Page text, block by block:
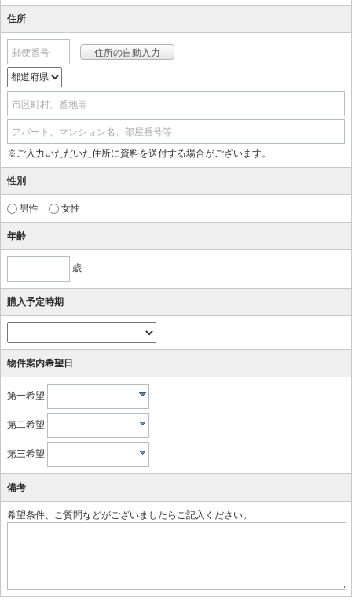
住所
郵便番号
市区町村、番地等
アパート、マンション名、部屋番号等
※ご入力いただいた住所に資料を送付する場合がございます。
性別
男性 女性
年齢
歳
購入予定時期
物件案内希望日
第一希望
第二希望
第三希望
備考
希望条件、ご質問などがございましたらご記入ください。